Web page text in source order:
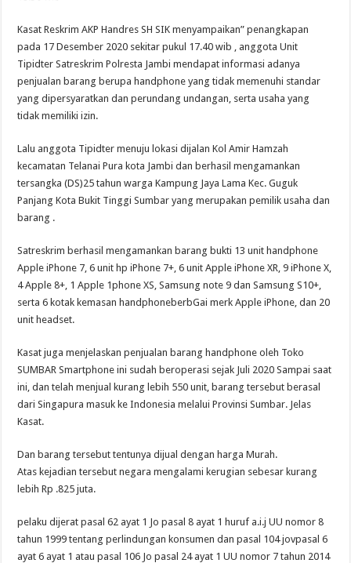
Kasat Reskrim AKP Handres SH SIK menyampaikan” penangkapan
pada 17 Desember 2020 sekitar pukul 17.40 wib , anggota Unit
Tipidter Satreskrim Polresta Jambi mendapat informasi adanya
penjualan barang berupa handphone yang tidak memenuhi standar
yang dipersyaratkan dan perundang undangan, serta usaha yang
tidak memiliki izin.
Lalu anggota Tipidter menuju lokasi dijalan Kol Amir Hamzah
kecamatan Telanai Pura kota Jambi dan berhasil mengamankan
tersangka (DS)25 tahun warga Kampung Jaya Lama Kec. Guguk
Panjang Kota Bukit Tinggi Sumbar yang merupakan pemilik usaha dan
barang .
Satreskrim berhasil mengamankan barang bukti 13 unit handphone
Apple iPhone 7, 6 unit hp iPhone 7+, 6 unit Apple iPhone XR, 9 iPhone X,
4 Apple 8+, 1 Apple 1phone XS, Samsung note 9 dan Samsung S10+,
serta 6 kotak kemasan handphoneberbGai merk Apple iPhone, dan 20
unit headset.
Kasat juga menjelaskan penjualan barang handphone oleh Toko
SUMBAR Smartphone ini sudah beroperasi sejak Juli 2020 Sampai saat
ini, dan telah menjual kurang lebih 550 unit, barang tersebut berasal
dari Singapura masuk ke Indonesia melalui Provinsi Sumbar. Jelas
Kasat.
Dan barang tersebut tentunya dijual dengan harga Murah.
Atas kejadian tersebut negara mengalami kerugian sebesar kurang
lebih Rp .825 juta.
pelaku dijerat pasal 62 ayat 1 Jo pasal 8 ayat 1 huruf a.i.j UU nomor 8
tahun 1999 tentang perlindungan konsumen dan pasal 104 jovpasal 6
ayat 6 ayat 1 atau pasal 106 Jo pasal 24 ayat 1 UU nomor 7 tahun 2014